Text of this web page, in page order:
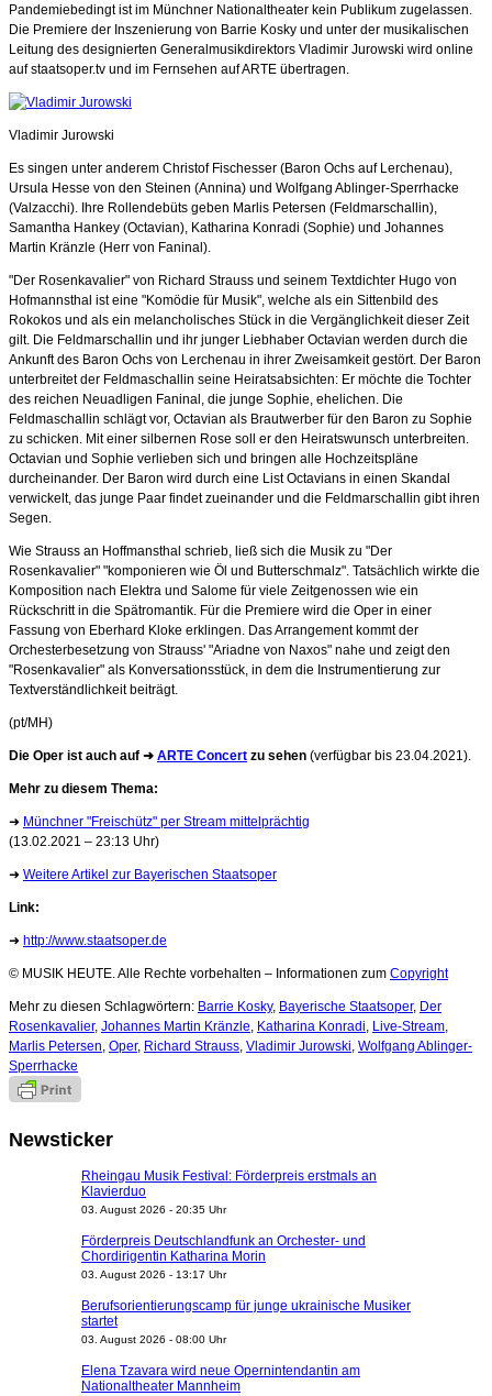
Pandemiebedingt ist im Münchner Nationaltheater kein Publikum zugelassen.
Die Premiere der Inszenierung von Barrie Kosky und unter der musikalischen
Leitung des designierten Generalmusikdirektors Vladimir Jurowski wird online
auf staatsoper.tv und im Fernsehen auf ARTE übertragen.
Vladimir Jurowski
Es singen unter anderem Christof Fischesser (Baron Ochs auf Lerchenau),
Ursula Hesse von den Steinen (Annina) und Wolfgang Ablinger-Sperrhacke
(Valzacchi). Ihre Rollendebüts geben Marlis Petersen (Feldmarschallin),
Samantha Hankey (Octavian), Katharina Konradi (Sophie) und Johannes
Martin Kränzle (Herr von Faninal).
"Der Rosenkavalier" von Richard Strauss und seinem Textdichter Hugo von
Hofmannsthal ist eine "Komödie für Musik", welche als ein Sittenbild des
Rokokos und als ein melancholisches Stück in die Vergänglichkeit dieser Zeit
gilt. Die Feldmarschallin und ihr junger Liebhaber Octavian werden durch die
Ankunft des Baron Ochs von Lerchenau in ihrer Zweisamkeit gestört. Der Baron
unterbreitet der Feldmaschallin seine Heiratsabsichten: Er möchte die Tochter
des reichen Neuadligen Faninal, die junge Sophie, ehelichen. Die
Feldmaschallin schlägt vor, Octavian als Brautwerber für den Baron zu Sophie
zu schicken. Mit einer silbernen Rose soll er den Heiratswunsch unterbreiten.
Octavian und Sophie verlieben sich und bringen alle Hochzeitspläne
durcheinander. Der Baron wird durch eine List Octavians in einen Skandal
verwickelt, das junge Paar findet zueinander und die Feldmarschallin gibt ihren
Segen.
Wie Strauss an Hoffmansthal schrieb, ließ sich die Musik zu "Der
Rosenkavalier" "komponieren wie Öl und Butterschmalz". Tatsächlich wirkte die
Komposition nach Elektra und Salome für viele Zeitgenossen wie ein
Rückschritt in die Spätromantik. Für die Premiere wird die Oper in einer
Fassung von Eberhard Kloke erklingen. Das Arrangement kommt der
Orchesterbesetzung von Strauss' "Ariadne von Naxos" nahe und zeigt den
"Rosenkavalier" als Konversationsstück, in dem die Instrumentierung zur
Textverständlichkeit beiträgt.
(pt/MH)
Die Oper ist auch auf ➜ ARTE Concert zu sehen (verfügbar bis 23.04.2021).
Mehr zu diesem Thema:
➜ Münchner "Freischütz" per Stream mittelprächtig
(13.02.2021 – 23:13 Uhr)
➜ Weitere Artikel zur Bayerischen Staatsoper
Link:
➜ http://www.staatsoper.de
© MUSIK HEUTE. Alle Rechte vorbehalten – Informationen zum Copyright
Mehr zu diesen Schlagwörtern: Barrie Kosky, Bayerische Staatsoper, Der
Rosenkavalier, Johannes Martin Kränzle, Katharina Konradi, Live-Stream,
Marlis Petersen, Oper, Richard Strauss, Vladimir Jurowski, Wolfgang Ablinger-
Sperrhacke
Newsticker
Rheingau Musik Festival: Förderpreis erstmals an
Klavierduo
03. August 2026 - 20:35 Uhr
Förderpreis Deutschlandfunk an Orchester- und
Chordirigentin Katharina Morin
03. August 2026 - 13:17 Uhr
Berufsorientierungscamp für junge ukrainische Musiker
startet
03. August 2026 - 08:00 Uhr
Elena Tzavara wird neue Opernintendantin am
Nationaltheater Mannheim